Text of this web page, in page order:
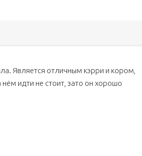
Является отличным кэрри и кором,
идти не стоит, зато он хорошо